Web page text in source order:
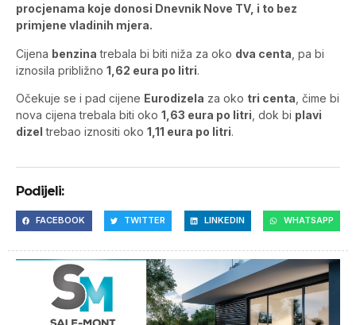
procjenama koje donosi Dnevnik Nove TV, i to bez
primjene vladinih mjera.
Cijena benzina trebala bi biti niža za oko dva centa , pa bi
iznosila približno 1,62 eura po litri.
Očekuje se i pad cijene Eurodizela za oko tri centa , čime bi
nova cijena trebala biti oko 1,63 eura po litri , dok bi plavi
dizel trebao iznositi oko 1,11 eura po litri.
Podijeli:
FACEBOOK TWITTER LINKEDIN WHATSAPP